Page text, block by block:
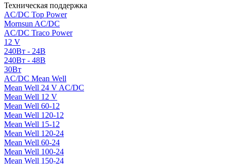
Техническая поддержка
AC/DC Top Power
Mornsun AC/DC
AC/DC Traco Power
12 V
240Вт - 24В
240Вт - 48В
30Вт
AC/DC Mean Well
Mean Well 24 V AC/DC
Mean Well 12 V
Mean Well 60-12
Mean Well 120-12
Mean Well 15-12
Mean Well 120-24
Mean Well 60-24
Mean Well 100-24
Mean Well 150-24